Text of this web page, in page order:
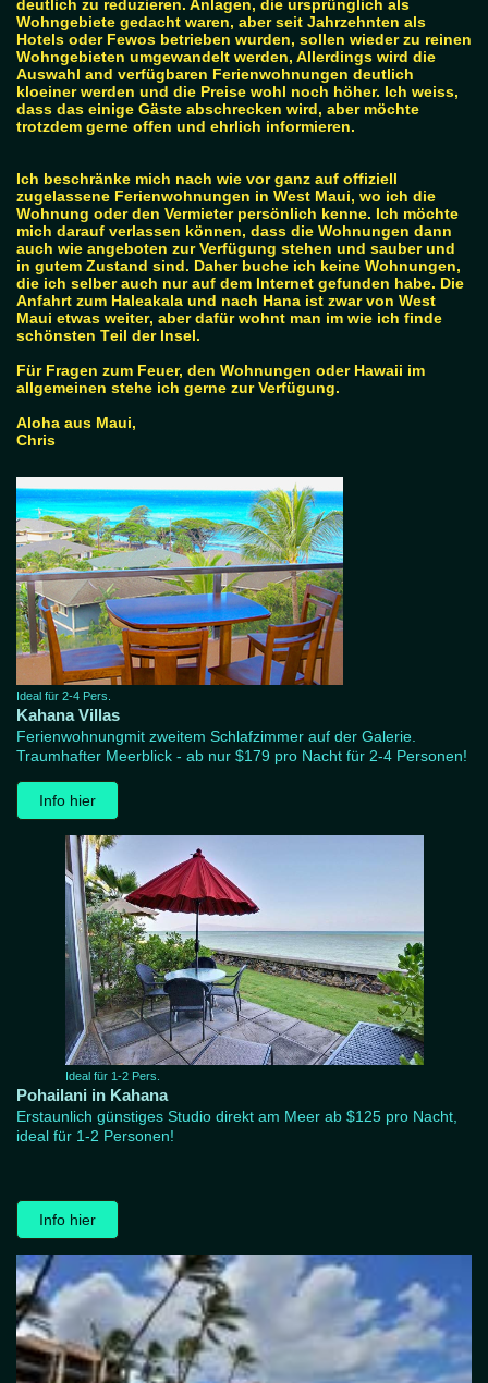
deutlich zu reduzieren. Anlagen, die ursprünglich als
Wohngebiete gedacht waren, aber seit Jahrzehnten als
Hotels oder Fewos betrieben wurden, sollen wieder zu reinen
Wohngebieten umgewandelt werden, Allerdings wird die
Auswahl and verfügbaren Ferienwohnungen deutlich
kloeiner werden und die Preise wohl noch höher. Ich weiss,
dass das einige Gäste abschrecken wird, aber möchte
trotzdem gerne offen und ehrlich informieren.
Ich beschränke mich nach wie vor ganz auf offiziell
zugelassene Ferienwohnungen in West Maui, wo ich die
Wohnung oder den Vermieter persönlich kenne. Ich möchte
mich darauf verlassen können, dass die Wohnungen dann
auch wie angeboten zur Verfügung stehen und sauber und
in gutem Zustand sind. Daher buche ich keine Wohnungen,
die ich selber auch nur auf dem Internet gefunden habe. Die
Anfahrt zum Haleakala und nach Hana ist zwar von West
Maui etwas weiter, aber dafür wohnt man im wie ich finde
schönsten Teil der Insel.
Für Fragen zum Feuer, den Wohnungen oder Hawaii im
allgemeinen stehe ich gerne zur Verfügung.
Aloha aus Maui,
Chris
Ideal für 2-4 Pers.
Kahana Villas
Ferienwohnungmit zweitem Schlafzimmer auf der Galerie.
Traumhafter Meerblick - ab nur $179 pro Nacht für 2-4 Personen!
Info hier
Ideal für 1-2 Pers.
Pohailani in Kahana
Erstaunlich günstiges Studio direkt am Meer ab $125 pro Nacht,
ideal für 1-2 Personen!
Info hier